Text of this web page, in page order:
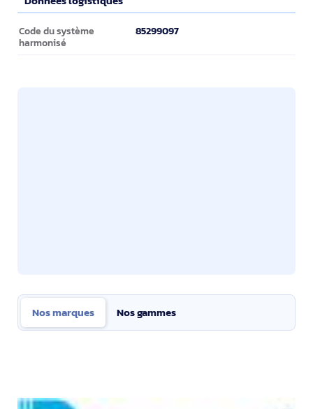
Données logistiques
Code du système
harmonisé
85299097
Nos marques Nos gammes